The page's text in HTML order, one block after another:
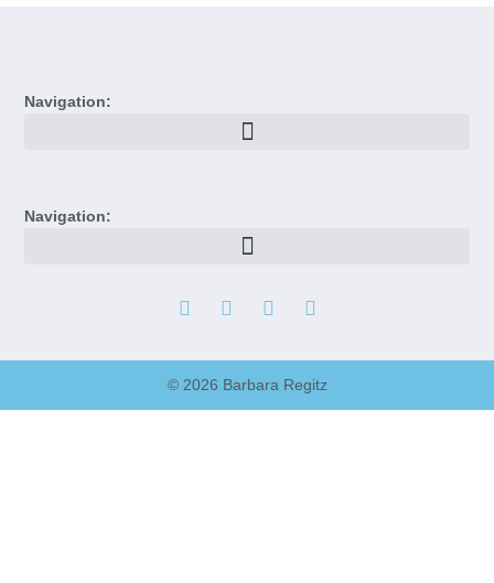
Navigation:
Navigation:
© 2026 Barbara Regitz